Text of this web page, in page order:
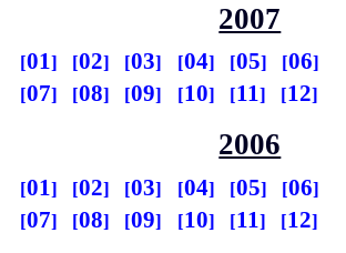
2007
01 02 03 04 05
06
07
08 09 10 11 12
2006
01 02 03 04 05
06
07
08 09 10 11 12